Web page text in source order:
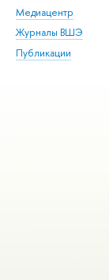
Медиацентр
Журналы ВШЭ
Публикации